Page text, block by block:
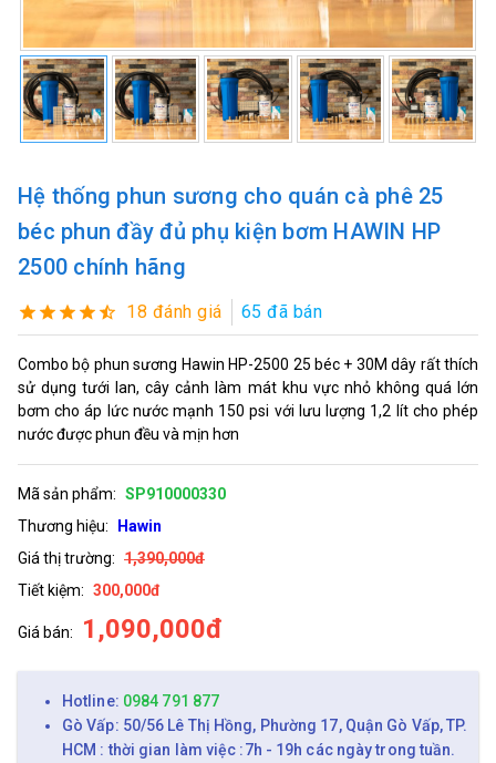
Hệ thống phun sương cho quán cà phê 25
béc phun đầy đủ phụ kiện bơm HAWIN HP
2500 chính hãng
18 đánh giá 65 đã bán
Combo bộ phun sương Hawin HP-2500 25 béc + 30M dây rất thích
sử dụng tưới lan, cây cảnh làm mát khu vực nhỏ không quá lớn
bơm cho áp lức nước mạnh 150 psi với lưu lượng 1,2 lít cho phép
nước được phun đều và mịn hơn
Mã sản phẩm: SP910000330
Thương hiệu:
Hawin
Giá thị trường: 1,390,000đ
Tiết kiệm: 300,000đ
Giá bán: 1,090,000đ
Hotline: 0984 791 877
Gò Vấp: 50/56 Lê Thị Hồng, Phường 17, Quận Gò Vấp, TP.
HCM : thời gian làm việc :7h - 19h các ngày trong tuần.